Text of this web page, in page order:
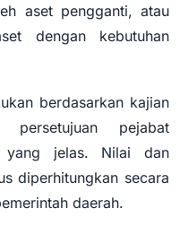
aset pengganti, atau
dengan kebutuhan
berdasarkan kajian
persetujuan pejabat
yang jelas. Nilai dan
diperhitungkan secara
daerah.